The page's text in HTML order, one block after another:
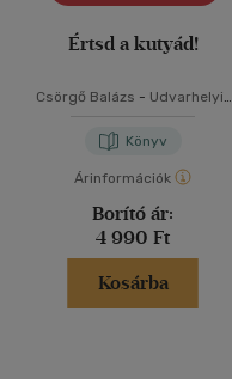
Értsd a kutyád!
Csörgő Balázs - Udvarhelyi-
Könyv
Árinformációk
Borító ár:
4 990 Ft
Kosárba